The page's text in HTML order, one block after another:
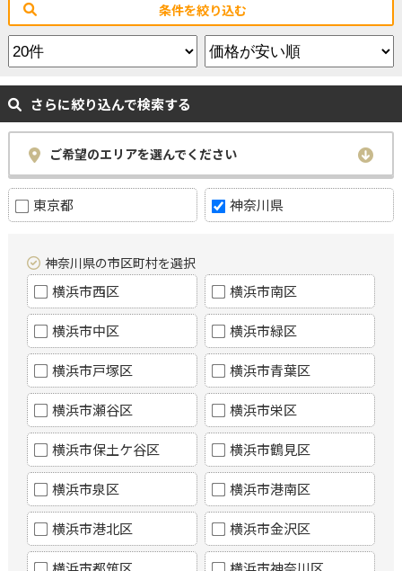
条件を絞り込む
さらに絞り込んで検索する
ご希望のエリアを選んでください
東京都 神奈川県
神奈川県の市区町村を選択
横浜市西区 横浜市南区
横浜市中区 横浜市緑区
横浜市戸塚区 横浜市青葉区
横浜市瀬谷区 横浜市栄区
横浜市保土ケ谷区 横浜市鶴見区
横浜市泉区 横浜市港南区
横浜市港北区 横浜市金沢区